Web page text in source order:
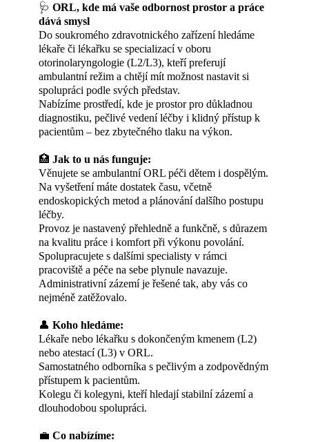
🩺 ORL, kde má vaše odbornost prostor a práce
dává smysl
Do soukromého zdravotnického zařízení hledáme
lékaře či lékařku se specializací v oboru
otorinolaryngologie (L2/L3), kteří preferují
ambulantní režim a chtějí mít možnost nastavit si
spolupráci podle svých představ.
Nabízíme prostředí, kde je prostor pro důkladnou
diagnostiku, pečlivé vedení léčby i klidný přístup k
pacientům – bez zbytečného tlaku na výkon.
🏥 Jak to u nás funguje:
Věnujete se ambulantní ORL péči dětem i dospělým.
Na vyšetření máte dostatek času, včetně
endoskopických metod a plánování dalšího postupu
léčby.
Provoz je nastavený přehledně a funkčně, s důrazem
na kvalitu práce i komfort při výkonu povolání.
Spolupracujete s dalšími specialisty v rámci
pracoviště a péče na sebe plynule navazuje.
Administrativní zázemí je řešené tak, aby vás co
nejméně zatěžovalo.
👤 Koho hledáme:
Lékaře nebo lékařku s dokončeným kmenem (L2)
nebo atestací (L3) v ORL.
Samostatného odborníka s pečlivým a zodpovědným
přístupem k pacientům.
Kolegu či kolegyni, kteří hledají stabilní zázemí a
dlouhodobou spolupráci.
💼 Co nabízíme: